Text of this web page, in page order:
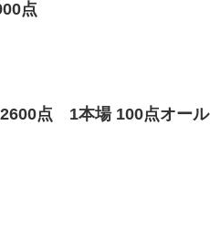
点
点 1本場 100点オール